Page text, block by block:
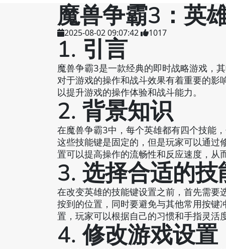
魔兽争霸3：英
2025-08-02 09:07:42 1017
1. 引言
魔兽争霸3是一款经典的即时战略游戏，
对于游戏的操作和战斗效果有着重要的影
以提升游戏的操作体验和战斗能力。
2. 背景知识
在魔兽争霸3中，每个英雄都有四个技能
这些技能键是固定的，但是玩家可以通过
置可以提高操作的流畅性和反应速度，从
3. 选择合适的技
在改变英雄的技能键设置之前，首先需要
按到的位置，同时要避免与其他常用按
置，玩家可以根据自己的习惯和手指灵活
4. 修改游戏设置